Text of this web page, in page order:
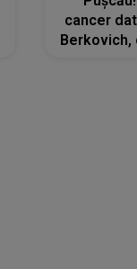
cancer
Berkovich,